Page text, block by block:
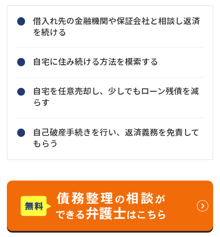
借入れ先の金融機関や保証会社と相談し返済
を続ける
自宅に住み続ける方法を模索する
自宅を任意売却し、少しでもローン残債を減
らす
自己破産手続きを行い、返済義務を免責して
もらう